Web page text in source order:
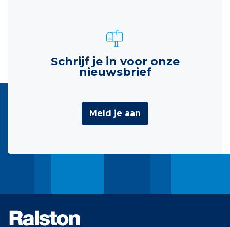
Schrijf je in voor onze
nieuwsbrief
Meld je aan